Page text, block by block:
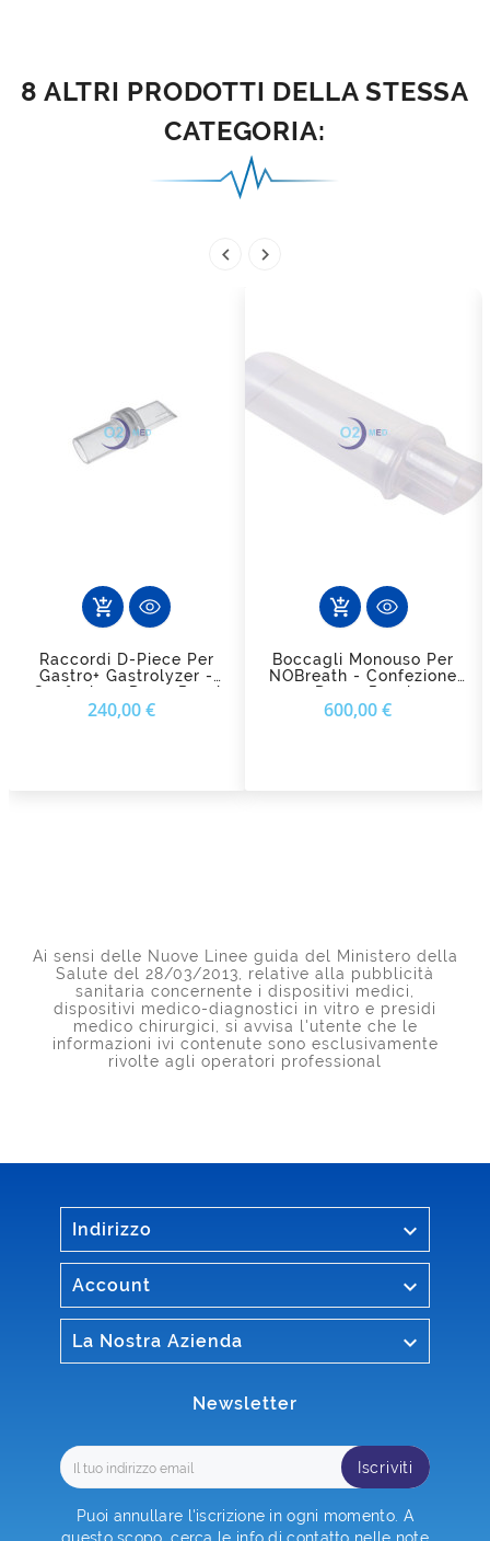
8 ALTRI PRODOTTI DELLA STESSA
CATEGORIA:
 
add_shopping_cart
Raccordi D-Piece Per
Gastro+ Gastrolyzer -
Confezione Da 12 Pezzi
240,00 €
add_shopping_cart
Boccagli Monouso Per
NOBreath - Confezione
Da 50 Pezzi
600,00 €
Ai sensi delle Nuove Linee guida del Ministero della
Salute del 28/03/2013, relative alla pubblicità
sanitaria concernente i dispositivi medici,
dispositivi medico-diagnostici in vitro e presidi
medico chirurgici, si avvisa l'utente che le
informazioni ivi contenute sono esclusivamente
rivolte agli operatori professional
Indirizzo 
Account 
La Nostra Azienda 
Newsletter
Iscriviti
Puoi annullare l'iscrizione in ogni momento. A
questo scopo, cerca le info di contatto nelle note